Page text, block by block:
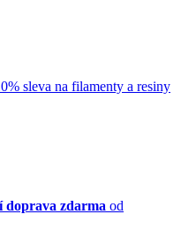
sleva na filamenty a resiny
doprava zdarma od